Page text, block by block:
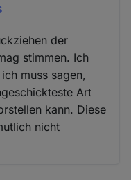
der
stimmen. Ich
muss sagen,
Art
kann. Diese
nicht